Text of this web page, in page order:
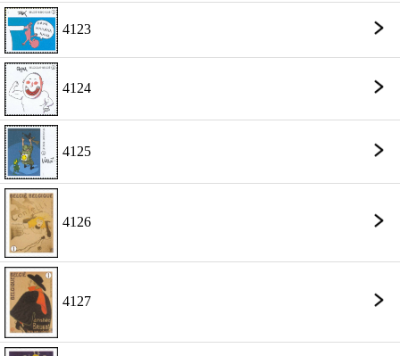
4123
4124
4125
4126
4127